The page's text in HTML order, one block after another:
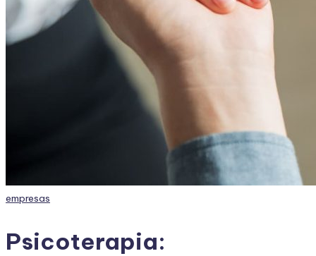
Publicado
empresas
Psicoterapia: